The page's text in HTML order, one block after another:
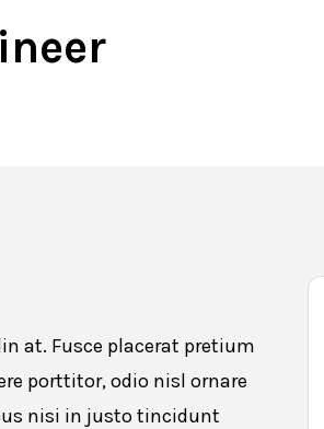
at. Fusce placerat pretium
porttitor, odio nisl ornare
nisi in justo tincidunt